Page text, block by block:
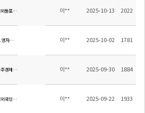
동포신문_中국제학교 위기 속 성공모델 만드는 '소주한국학교'
이** 2025-10-13 2022
자신문 9월호 이** 2025-10-02 1781
경제 : 다름을 존중하는 힘, 세계를 아는 열쇠(소주한국학교 교장)
이** 2025-09-30 1884
국민기관포탈 2025.9월 소식지 - SKS태권도시범단 발대식
이** 2025-09-22 1933